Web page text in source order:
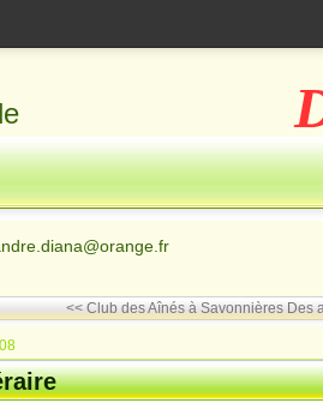
<< Club des Aînés à Savonnières Des